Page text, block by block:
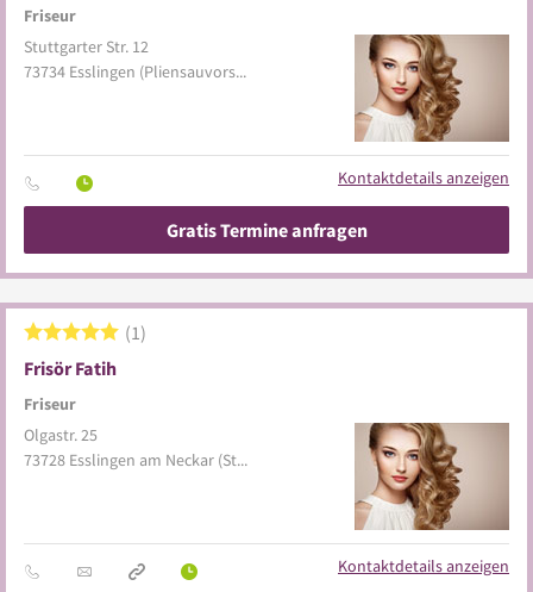
Friseur
Stuttgarter Str. 12
73734 Esslingen (Pliensauvorstadt)
Kontaktdetails anzeigen
Gratis Termine anfragen
Frisör Fatih
Friseur
1
Olgastr. 25
73728 Esslingen am Neckar (Stadtmitte)
Kontaktdetails anzeigen